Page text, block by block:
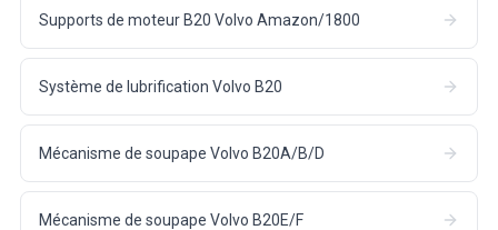
Supports de moteur B20 Volvo Amazon/1800
Système de lubrification Volvo B20
Mécanisme de soupape Volvo B20A/B/D
Mécanisme de soupape Volvo B20E/F